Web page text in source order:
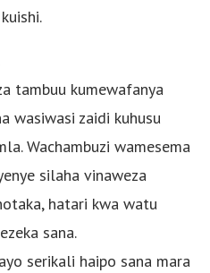
tambuu kumewafanya
wasiwasi zaidi kuhusu
Wachambuzi wamesema
silaha vinaweza
hatari kwa watu
sana.
serikali haipo sana mara